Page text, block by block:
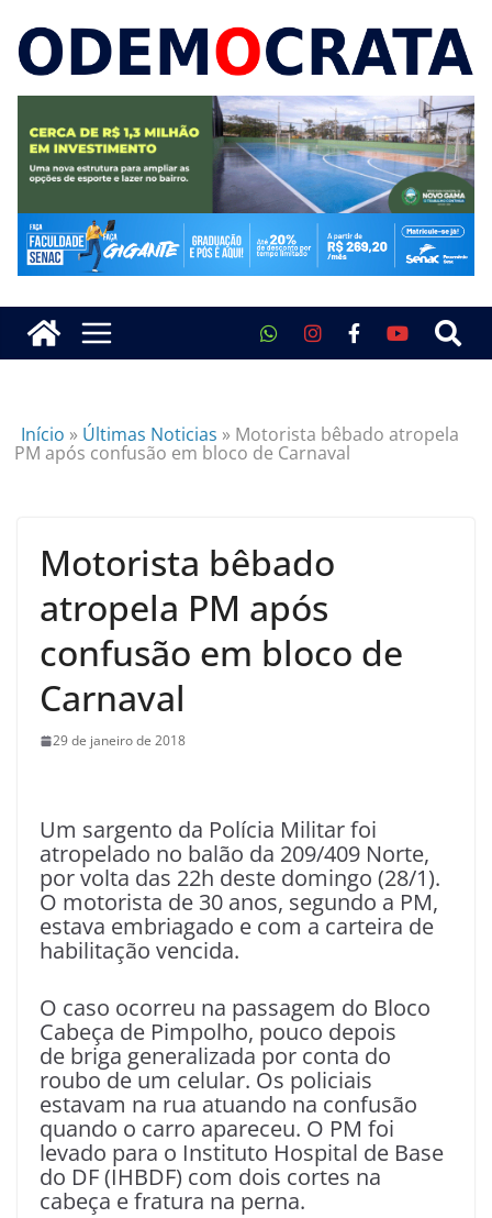
Início » Últimas Noticias » Motorista bêbado atropela
PM após confusão em bloco de Carnaval
Motorista bêbado
atropela PM após
confusão em bloco de
Carnaval
29 de janeiro de 2018
Um sargento da Polícia Militar foi
atropelado no balão da 209/409 Norte,
por volta das 22h deste domingo (28/1).
O motorista de 30 anos, segundo a PM,
estava embriagado e com a carteira de
habilitação vencida.
O caso ocorreu na passagem do Bloco
Cabeça de Pimpolho, pouco depois
de briga generalizada por conta do
roubo de um celular. Os policiais
estavam na rua atuando na confusão
quando o carro apareceu. O PM foi
levado para o Instituto Hospital de Base
do DF (IHBDF) com dois cortes na
cabeça e fratura na perna.